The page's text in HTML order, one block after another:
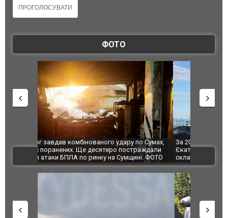
ФОТО
За 2000 кілометрів від кордону з Україною: в
Єкатеринбурзі після атаки дронів загорівся
склад Wildberries. ФОТО. ВІДЕО
"Мої
ВІДЕО